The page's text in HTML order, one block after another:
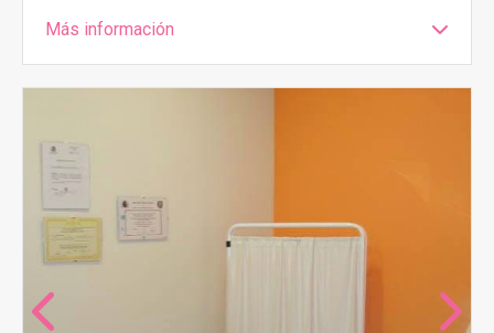
Más información